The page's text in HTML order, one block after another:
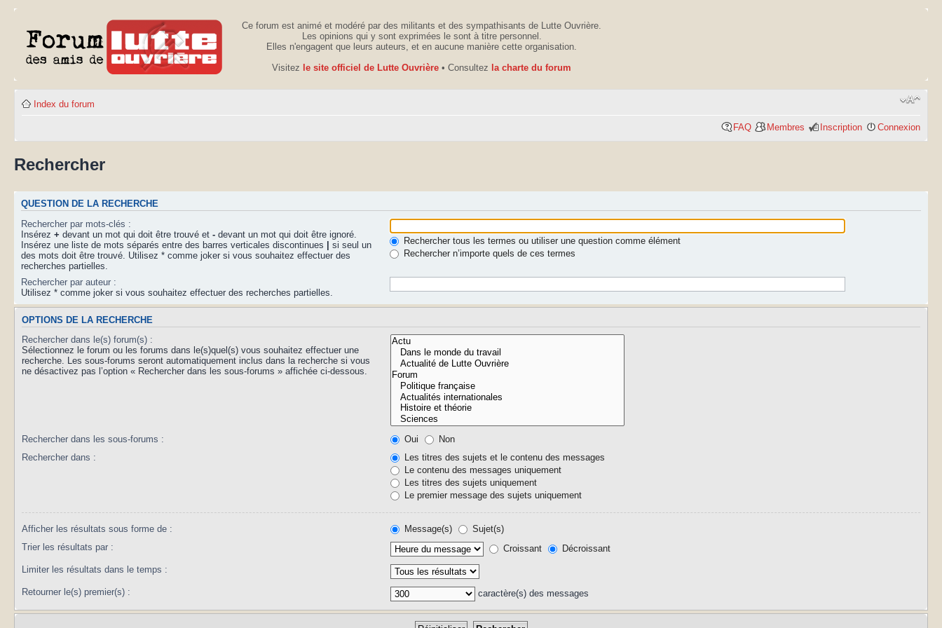
Ce forum est animé et modéré par des militants et des sympathisants de Lutte Ouvrière.
Les opinions qui y sont exprimées le sont à titre personnel.
Elles n'engagent que leurs auteurs, et en aucune manière cette organisation.
Visitez le site officiel de Lutte Ouvrière • Consultez la charte du forum
Index du forum
FAQ Membres Inscription Connexion
Rechercher
QUESTION DE LA RECHERCHE
Rechercher par mots-clés :
Insérez + devant un mot qui doit être trouvé et - devant un mot qui doit être ignoré.
Insérez une liste de mots séparés entre des barres verticales discontinues
si seul un
des mots doit être trouvé. Utilisez * comme joker si vous souhaitez effectuer des
recherches partielles.
Rechercher tous les termes ou utiliser une question comme élément
Rechercher n’importe quels de ces termes
Rechercher par auteur :
Utilisez * comme joker si vous souhaitez effectuer des recherches partielles.
OPTIONS DE LA RECHERCHE
Rechercher dans le(s) forum(s) :
Sélectionnez le forum ou les forums dans le(s)quel(s) vous souhaitez effectuer une
recherche. Les sous-forums seront automatiquement inclus dans la recherche si vous
ne désactivez pas l’option « Rechercher dans les sous-forums » affichée ci-dessous.
Rechercher dans les sous-forums : Oui
Non
Rechercher dans :
Les titres des sujets et le contenu des messages
Le contenu des messages uniquement
Les titres des sujets uniquement
Le premier message des sujets uniquement
Afficher les résultats sous forme de : Message(s)
Sujet(s)
Trier les résultats par :
Croissant Décroissant
Limiter les résultats dans le temps :
Retourner le(s) premier(s) : caractère(s) des messages